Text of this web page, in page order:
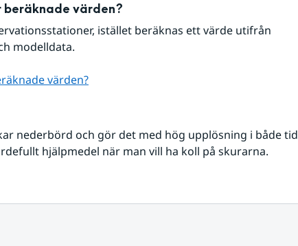
värden?
istället beräknas ett värde utifrån
modelldata.
värden?
nederbörd och gör det med hög upplösning i både tid
hjälpmedel när man vill ha koll på skurarna.